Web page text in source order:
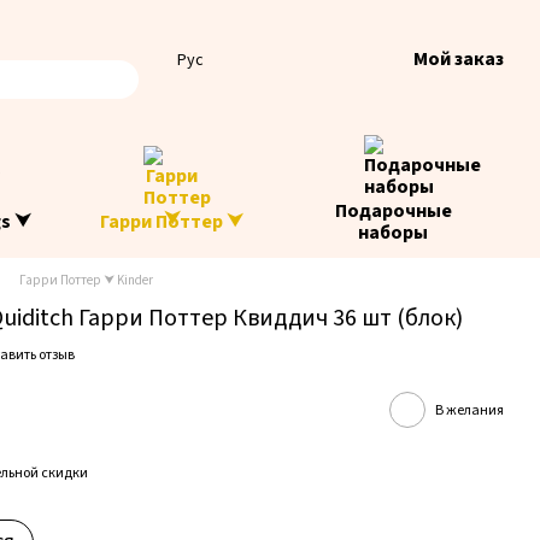
Рус Мой заказ
⮟ Гарри Поттер ⮟
Подарочные
наборы
Гарри Поттер ⮟ Kinder
Гарри Поттер Квиддич 36 шт (блок)
отзыв
В желания
скидки